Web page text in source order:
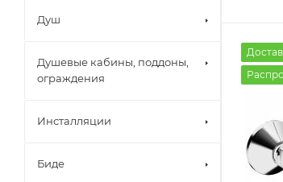
Душ
Душевые кабины, поддоны,
ограждения
Инсталляции
Биде